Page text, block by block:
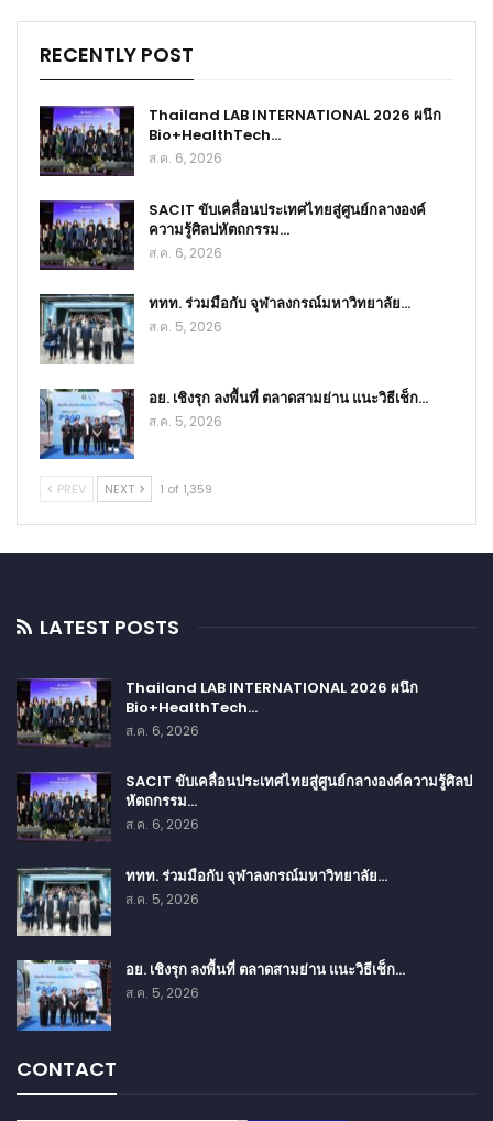
RECENTLY POST
Thailand LAB INTERNATIONAL 2026 ผนึก
Bio+HealthTech…
ส.ค. 6, 2026
SACIT ขับเคลื่อนประเทศไทยสู่ศูนย์กลางองค์
ความรู้ศิลปหัตถกรรม…
ส.ค. 6, 2026
ททท. ร่วมมือกับ จุฬาลงกรณ์มหาวิทยาลัย…
ส.ค. 5, 2026
อย. เชิงรุก ลงพื้นที่ ตลาดสามย่าน แนะวิธีเช็ก…
ส.ค. 5, 2026
PREV NEXT 1 of 1,359
LATEST POSTS
Thailand LAB INTERNATIONAL 2026 ผนึก
Bio+HealthTech…
ส.ค. 6, 2026
SACIT ขับเคลื่อนประเทศไทยสู่ศูนย์กลางองค์ความรู้ศิลป
หัตถกรรม…
ส.ค. 6, 2026
ททท. ร่วมมือกับ จุฬาลงกรณ์มหาวิทยาลัย…
ส.ค. 5, 2026
อย. เชิงรุก ลงพื้นที่ ตลาดสามย่าน แนะวิธีเช็ก…
ส.ค. 5, 2026
CONTACT